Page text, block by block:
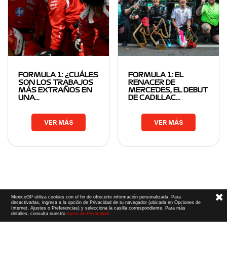
FORMULA 1: ¿CUÁLES
SON LOS TRABAJOS
MÁS EXTRAÑOS EN
UNA…
VER MÁS
FORMULA 1: EL
RENACER DE
MERCEDES, EL DEBUT
DE CADILLAC…
VER MÁS
MexicoGP utiliza cookies con el fin de ofrecerte información personalizada. Para
desactivarlas, ingresa a la opción de Privacidad de tu navegador (ubicada en Opciones de
Internet, Ajustes o Preferencias) y selecciona la casilla correspondiente. Para más
detalles, consulta nuestroAviso de Privacidad.